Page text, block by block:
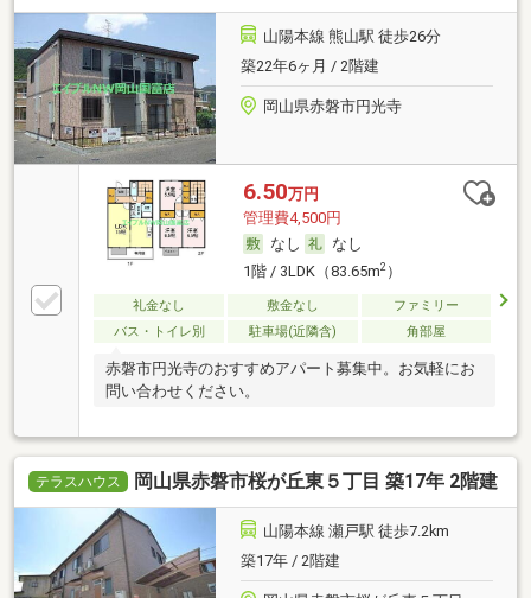
山陽本線 熊山駅 徒歩26分
築22年6ヶ月 / 2階建
岡山県赤磐市円光寺
6.50万円
管理費4,500円
なし
なし
1階 / 3LDK（83.65m2）
礼金なし 敷金なし
ファミリー
バス・トイレ別
駐車場(近隣含) 角部屋
赤磐市円光寺のおすすめアパート募集中。お気軽にお
問い合わせください。
テラスハウス 岡山県赤磐市桜が丘東５丁目 築17年 2階建
山陽本線 瀬戸駅 徒歩7.2km
築17年 / 2階建